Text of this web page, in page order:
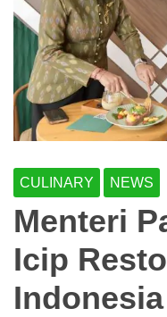
CULINARY NEWS
Menteri
Icip